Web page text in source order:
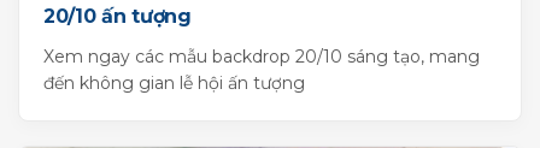
20/10 ấn tượng
Xem ngay các mẫu backdrop 20/10 sáng tạo, mang
đến không gian lễ hội ấn tượng